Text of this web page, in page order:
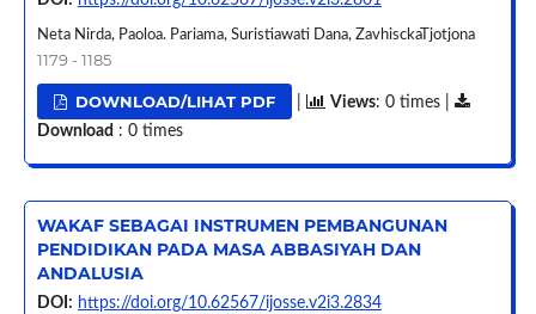
Neta Nirda, Paoloa. Pariama, Suristiawati Dana, ZavhisckaTjotjona
1179 - 1185
DOWNLOAD/LIHAT PDF Views: 0 times |
Download : 0 times
WAKAF SEBAGAI INSTRUMEN PEMBANGUNAN
PENDIDIKAN PADA MASA ABBASIYAH DAN
ANDALUSIA
DOI: https://doi.org/10.62567/ijosse.v2i3.2834